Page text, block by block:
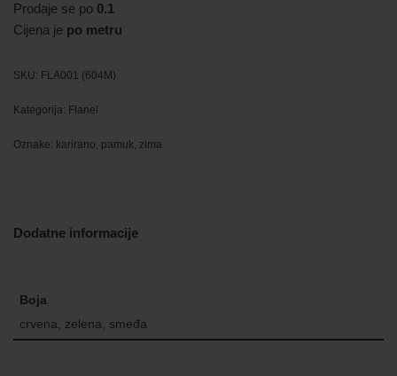
Prodaje se po 0.1
Cijena je po metru
SKU: FLA001 (604M)
Kategorija: Flanel
Oznake: karirano, pamuk, zima
Dodatne informacije
Boja
crvena, zelena, smeđa